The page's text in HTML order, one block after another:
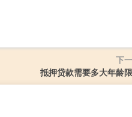
下
抵押贷款需要多大年龄